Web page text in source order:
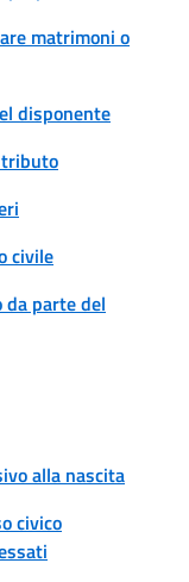
matrimoni o
disponente
tributo
civile
da parte del
alla nascita
civico